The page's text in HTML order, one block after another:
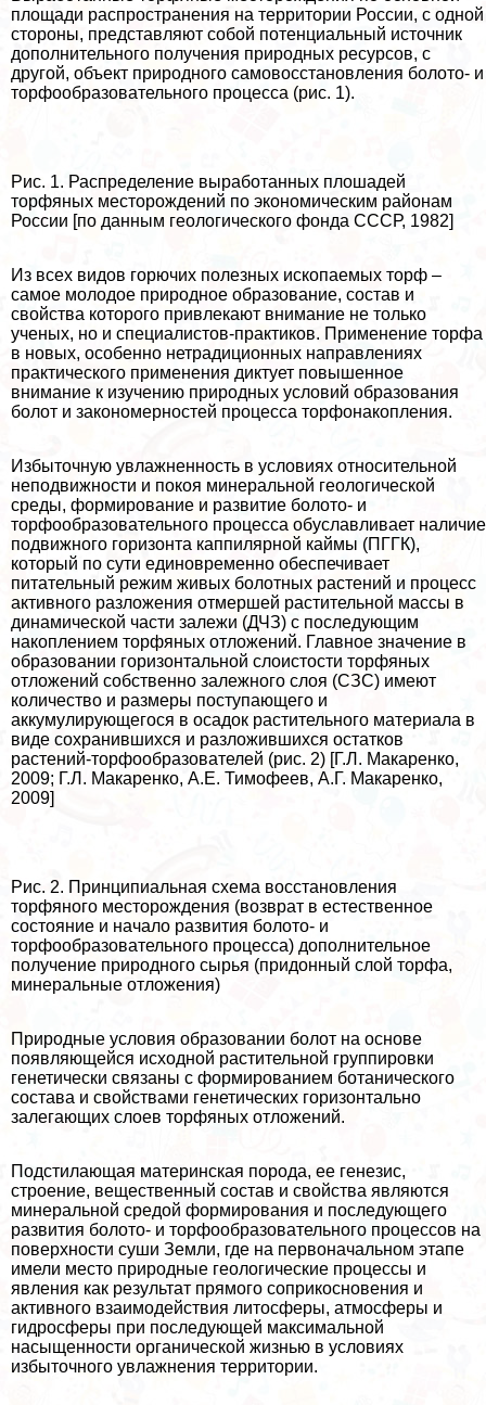
площади распространения на территории России, с одной
стороны, представляют собой потенциальный источник
дополнительного получения природных ресурсов, с
другой, объект природного самовосстановления болото- и
торфообразовательного процесса (рис. 1).
Рис. 1. Распределение выработанных плошадей
торфяных месторождений по экономическим районам
России [по данным геологического фонда СССР, 1982]
Из всех видов горючих полезных ископаемых торф –
самое молодое природное образование, состав и
свойства которого привлекают внимание не только
ученых, но и специалистов-пpaктиков. Применение торфа
в новых, особенно нетрадиционных направлениях
пpaктического применения диктует повышенное
внимание к изучению природных условий образования
болот и закономерностей процесса торфонакопления.
Избыточную увлажненность в условиях относительной
неподвижности и покоя минеральной геологической
среды, формирование и развитие болото- и
торфообразовательного процесса обуславливает наличие
подвижного горизонта каппилярной каймы (ПГГК),
который по сути единовременно обеспечивает
питательный режим живых болотных растений и процесс
активного разложения отмершей растительной массы в
динамической части залежи (ДЧЗ) с последующим
накоплением торфяных отложений. Главное значение в
образовании горизонтальной слоистости торфяных
отложений собственно залежного слоя (СЗС) имеют
количество и размеры поступающего и
аккумулирующегося в осадок растительного материала в
виде сохранившихся и разложившихся остатков
растений-торфообразователей (рис. 2) [Г.Л. Макаренко,
2009; Г.Л. Макаренко, А.Е. Тимофеев, А.Г. Макаренко,
2009]
Рис. 2. Принципиальная схема восстановления
торфяного месторождения (возврат в естественное
состояние и начало развития болото- и
торфообразовательного процесса) дополнительное
получение природного сырья (придонный слой торфа,
минеральные отложения)
Природные условия образовании болот на основе
появляющейся исходной растительной группировки
генетически связаны с формированием ботанического
состава и свойствами генетических горизонтально
залегающих слоев торфяных отложений.
Подстилающая материнская порода, ее генезис,
строение, вещественный состав и свойства являются
минеральной средой формирования и последующего
развития болото- и торфообразовательного процессов на
поверхности суши Земли, где на первоначальном этапе
имели место природные геологические процессы и
явления как результат прямого соприкосновения и
активного взаимодействия литосферы, атмосферы и
гидросферы при последующей максимальной
насыщенности органической жизнью в условиях
избыточного увлажнения территории.